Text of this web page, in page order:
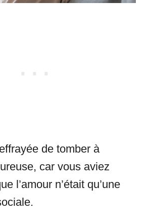
de tomber à
car vous aviez
l’amour n’était qu’une